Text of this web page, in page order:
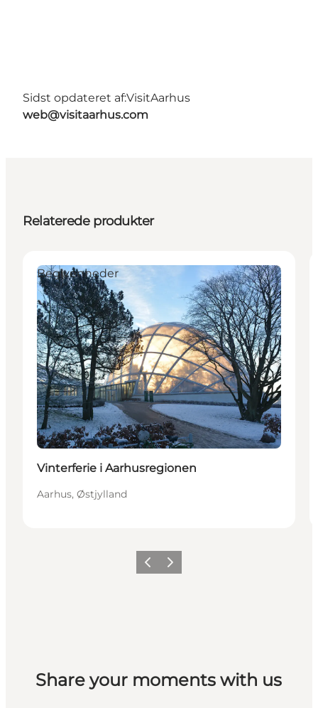
Sidst opdateret af:VisitAarhus
web@visitaarhus.com
Relaterede produkter
Begivenheder
Vinterferie i Aarhusregionen
Aarhus, Østjylland
ForrigeNæste
Share your moments with us